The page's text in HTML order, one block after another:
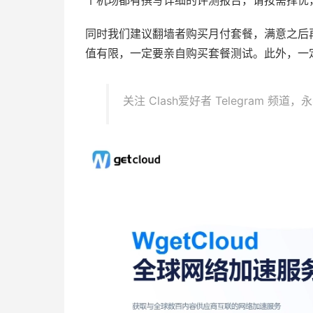
同时我们建议翻墙者购买月付套餐，满意之
值有限，一定要亲自购买套餐测试。此外，
关注 Clash爱好者 Telegram 频道，